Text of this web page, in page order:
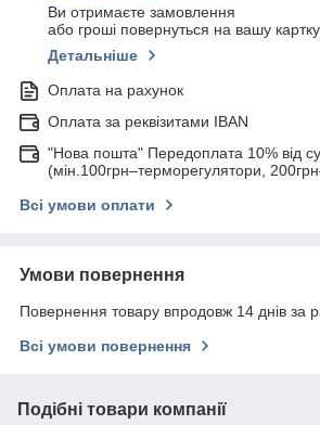
Ви отримаєте замовлення
або гроші повернуться на вашу картку
Детальніше
Оплата на рахунок
Оплата за реквізитами IBAN
"Нова пошта" Передоплата 10% від
(мін.100грн–терморегулятори,
Всі умови оплати
Умови повернення
Повернення товару впродовж 14 днів за
Всі умови повернення
Подібні товари компанії